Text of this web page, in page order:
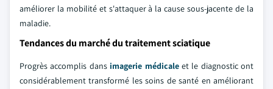
améliorer la mobilité et s'attaquer à la cause sous-jacente de la
maladie.
Tendances du marché du traitement sciatique
Progrès accomplis dans imagerie médicaleet le diagnostic ont
considérablement transformé les soins de santé en améliorant